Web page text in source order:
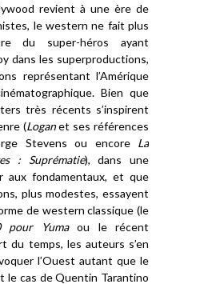
revient à une ère de
le western ne fait plus
du super-héros ayant
dans les superproductions,
représentant l’Amérique
Bien que
très récents s’inspirent
(Loganet ses références
Stevens ou encore La
: Suprématie), dans une
aux fondamentaux, et que
plus modestes, essayent
de western classique (le
pour Yumaou le récent
du temps, les auteurs s’en
l’Ouest autant que le
le cas de Quentin Tarantino